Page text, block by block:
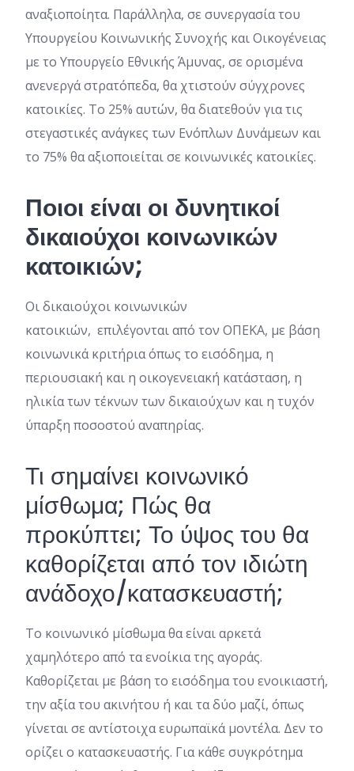
αναξιοποίητα. Παράλληλα, σε συνεργασία του
Υπουργείου Κοινωνικής Συνοχής και Οικογένειας
με το Υπουργείο Εθνικής Άμυνας, σε ορισμένα
ανενεργά στρατόπεδα, θα χτιστούν σύγχρονες
κατοικίες. Το 25% αυτών, θα διατεθούν για τις
στεγαστικές ανάγκες των Ενόπλων Δυνάμεων και
το 75% θα αξιοποιείται σε κοινωνικές κατοικίες.
Ποιοι είναι οι δυνητικοί
δικαιούχοι κοινωνικών
κατοικιών;
Οι δικαιούχοι κοινωνικών
κατοικιών, επιλέγονται από τον ΟΠΕΚΑ, με βάση
κοινωνικά κριτήρια όπως το εισόδημα, η
περιουσιακή και η οικογενειακή κατάσταση, η
ηλικία των τέκνων των δικαιούχων και η τυχόν
ύπαρξη ποσοστού αναπηρίας.
Τι σημαίνει κοινωνικό
μίσθωμα; Πώς θα
προκύπτει; Το ύψος του θα
καθορίζεται από τον ιδιώτη
ανάδοχο/κατασκευαστή;
Το κοινωνικό μίσθωμα θα είναι αρκετά
χαμηλότερο από τα ενοίκια της αγοράς.
Καθορίζεται με βάση το εισόδημα του ενοικιαστή,
την αξία του ακινήτου ή και τα δύο μαζί, όπως
γίνεται σε αντίστοιχα ευρωπαϊκά μοντέλα. Δεν το
ορίζει ο κατασκευαστής. Για κάθε συγκρότημα